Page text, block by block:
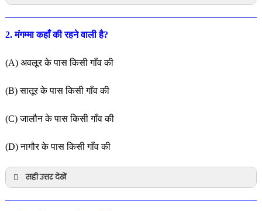
2. मंगम्मा कहाँ की रहने वाली है?
(A) अवलूर के पास किसी गाँव की
(B) सातूर के पास किसी गाँव की
(C) जालौन के पास किसी गाँव की
(D) नागौर के पास किसी गाँव की
सही उत्तर देखें